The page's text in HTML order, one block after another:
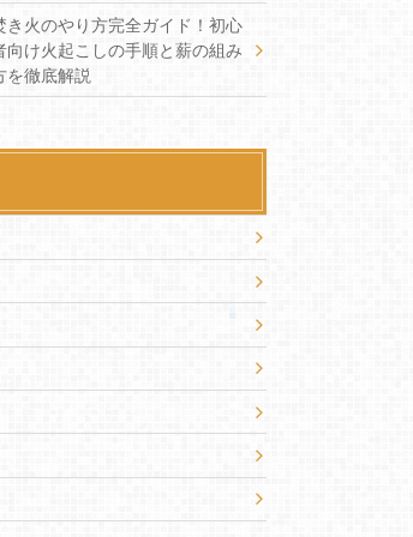
き火のやり方完全ガイド！初心
向け火起こしの手順と薪の組み
を徹底解説